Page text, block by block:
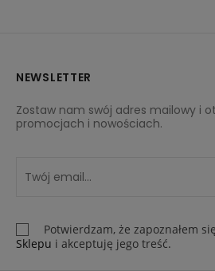
NEWSLETTER
Zostaw nam swój adres mailowy i
promocjach i nowościach.
Potwierdzam, że zapoznałem
Sklepu i akceptuję jego treść.